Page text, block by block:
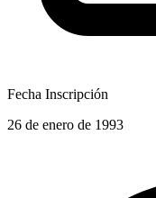
Fecha Inscripción
26 de enero de 1993